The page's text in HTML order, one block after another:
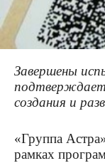
Завершены
подтверждает
создания и
«Группа
рамках